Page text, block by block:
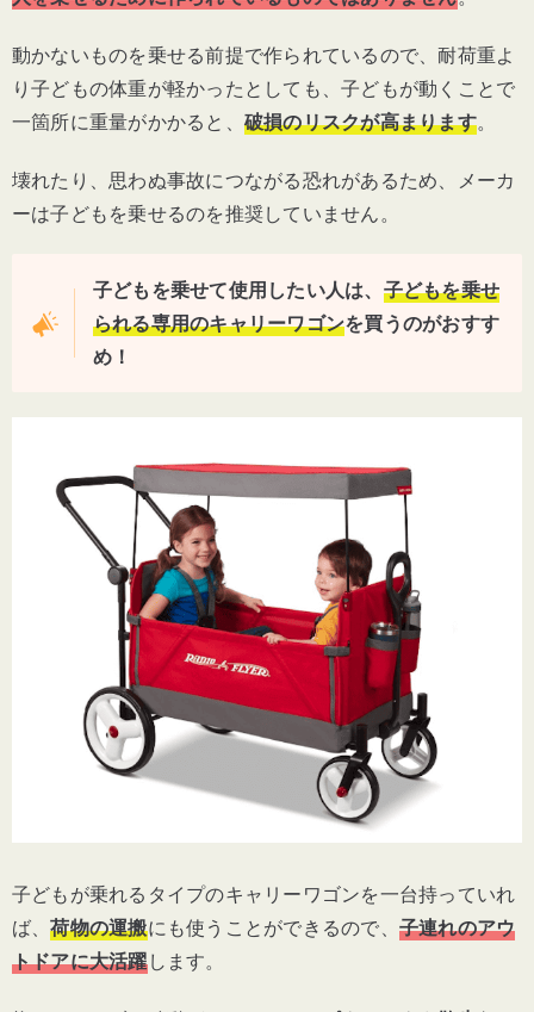
DABADA「アウトドアワゴンキャリーカー
ト」
キャリー」
ワゴン ミニ 21N」
ン」
コスパ最強！Aomoso「キャリーワゴン」
325Lの超大容量！TIMBER RIDGE「2階建
てキャリーワゴン」
コストコに売っている！「マックスポーツ
折り畳みワゴン」
おすすめキャリーワゴン一覧
動かないものを乗せる前提で作られているので、耐荷重よ
り子どもの体重が軽かったとしても、子どもが動くことで
一箇所に重量がかかると、 破損のリスクが高まります。
壊れたり、思わぬ事故につながる恐れがあるため、メーカ
ーは子どもを乗せるのを推奨していません。
子どもを乗せて使用したい人は、 子どもを乗せ
られる専用のキャリーワゴンを買うのがおすす
め！
子どもが乗れるタイプのキャリーワゴンを一台持っていれ
ば、荷物の運搬にも使うことができるので、 子連れのアウ
トドアに大活躍します。